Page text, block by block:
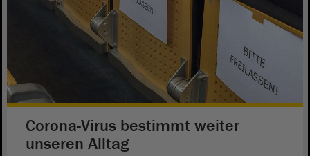
Corona-Virus bestimmt weiter
unseren Alltag